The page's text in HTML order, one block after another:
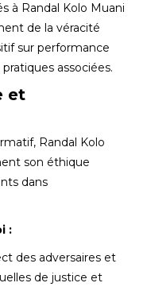
à Randal Kolo Muani
de la véracité
sur performance
associées.
et
Randal Kolo
son éthique
dans
:
des adversaires et
de justice et